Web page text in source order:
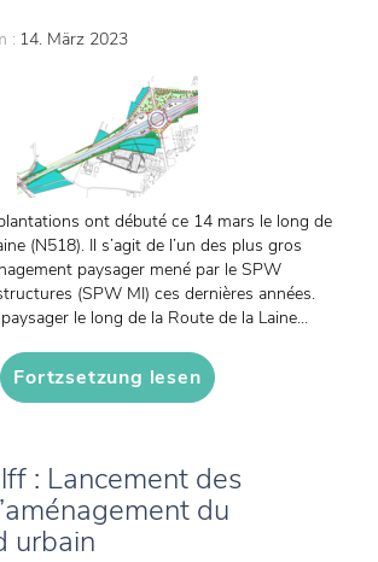
: 14. März 2023
ont débuté ce 14 mars le long de
(N518). Il s’agit de l’un des plus gros
paysager mené par le SPW
(SPW MI) ces dernières années.
le long de la Route de la Laine...
Fortzsetzung lesen
: Lancement des
du
urbain